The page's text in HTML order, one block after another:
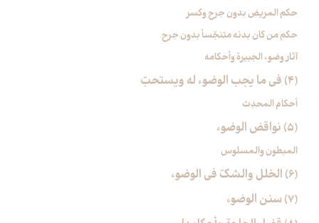
حكم المريض بدون جرح وكسر
حكم من كان بدنه متنجّساً بدون جرح
آثار وضوء الجبيرة وأحكامه
(4) في ما يجب الوضوء له ويستحبّ‏
أحكام المحدِث
(5) نواقض الوضوء
المبطون والمسلوس
(6) الخلل والشكّ في الوضوء
(7) سنن الوضوء